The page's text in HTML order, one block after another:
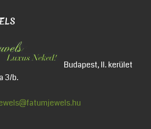
Budapest, II. kerület
3/b.